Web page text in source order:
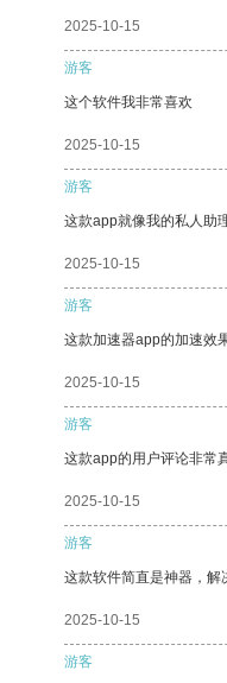
2025-10-15
游客
这个软件我非常喜欢
2025-10-15
游客
这款app就像我的私人助
2025-10-15
游客
这款加速器app的加速效
2025-10-15
游客
这款app的用户评论非常
2025-10-15
游客
这款软件简直是神器，解
2025-10-15
游客